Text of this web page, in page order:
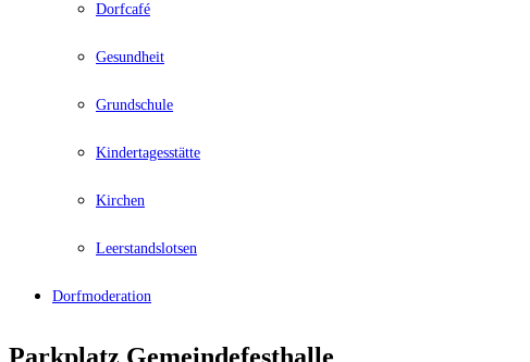
Dorfcafé
Gesundheit
Grundschule
Kindertagesstätte
Kirchen
Leerstandslotsen
Dorfmoderation